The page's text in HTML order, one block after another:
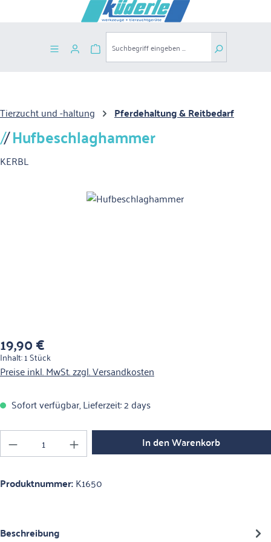
Zum Hauptinhalt springen
Warenkorb enthält 0 Positionen. Der
Tierzucht und -haltung Pferdehaltung & Reitbedarf
Hufbeschlaghammer
KERBL
Bildergalerie überspringen
Regulärer Preis:
19,90 €
Inhalt:1 Stück
Preise inkl. MwSt. zzgl. Versandkosten
Sofort verfügbar, Lieferzeit: 2 days
Produkt Anzahl: Gib den gewünschten Wert
In den Warenkorb
Produktnummer:K1650
Beschreibung